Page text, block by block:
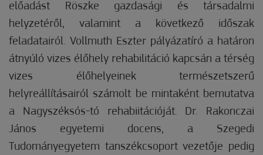
előadást Röszke gazdasági és társadalmi
helyzetéről, valamint a következő időszak
feladatairól. Vollmuth Eszter pályázatíró a határon
átnyúló vizes élőhely rehabilitáció kapcsán a térség
vizes élőhelyeinek természetszerű
helyreállításairól számolt be mintaként bemutatva
a Nagyszéksós-tó rehabiitációját. Dr. Rakonczai
János egyetemi docens, a Szegedi
Tudományegyetem tanszékcsoport vezetője pedig